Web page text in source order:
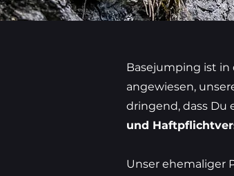
Basejumping ist in
angewiesen,
dringend, dass Du
und
Unser ehemaliger